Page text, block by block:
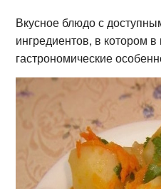
Вкусное блюдо с
ингредиентов, в котором
гастрономические